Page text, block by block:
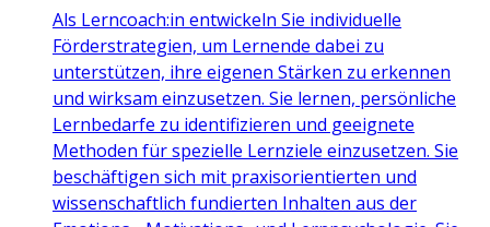
Als Lerncoach:in entwickeln Sie individuelle
Förderstrategien, um Lernende dabei zu
unterstützen, ihre eigenen Stärken zu erkennen
und wirksam einzusetzen. Sie lernen, persönliche
Lernbedarfe zu identifizieren und geeignete
Methoden für spezielle Lernziele einzusetzen. Sie
beschäftigen sich mit praxisorientierten und
wissenschaftlich fundierten Inhalten aus der